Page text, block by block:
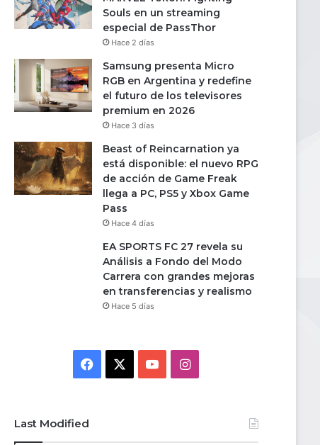
Souls en un streaming
especial de PassThor
Hace 2 días
Samsung presenta Micro
RGB en Argentina y redefine
el futuro de los televisores
premium en 2026
Hace 3 días
Beast of Reincarnation ya
está disponible: el nuevo RPG
de acción de Game Freak
llega a PC, PS5 y Xbox Game
Pass
Hace 4 días
EA SPORTS FC 27 revela su
Análisis a Fondo del Modo
Carrera con grandes mejoras
en transferencias y realismo
Hace 5 días
Facebook YouTubeInstagram
Last Modified